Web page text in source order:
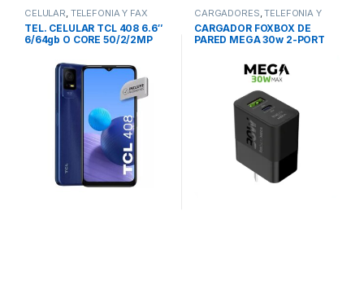
CELULAR, TELEFONIA Y FAX
TEL. CELULAR TCL 408 6.6″
6/64gb O CORE 50/2/2MP
CARGADORES,TELEFONIA Y
FAX
CARGADOR FOXBOX DE
PARED MEGA 30w 2-PORT